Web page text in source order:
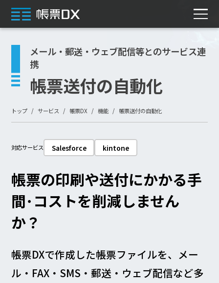
メール・郵送・ウェブ配信等とのサービス連
携
帳票送付の自動化
トップ サービス 帳票DX 機能 帳票送付の自動化
対応サービス Salesforce kintone
帳票の印刷や送付にかかる手
間･コストを削減しません
か？
帳票DXで作成した帳票ファイルを、メー
ル・FAX・SMS・郵送・ウェブ配信など多